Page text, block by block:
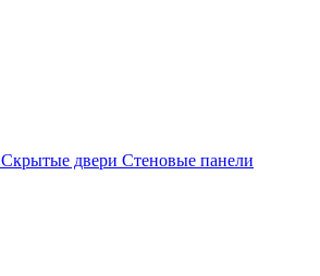
Скрытые двери Стеновые панели